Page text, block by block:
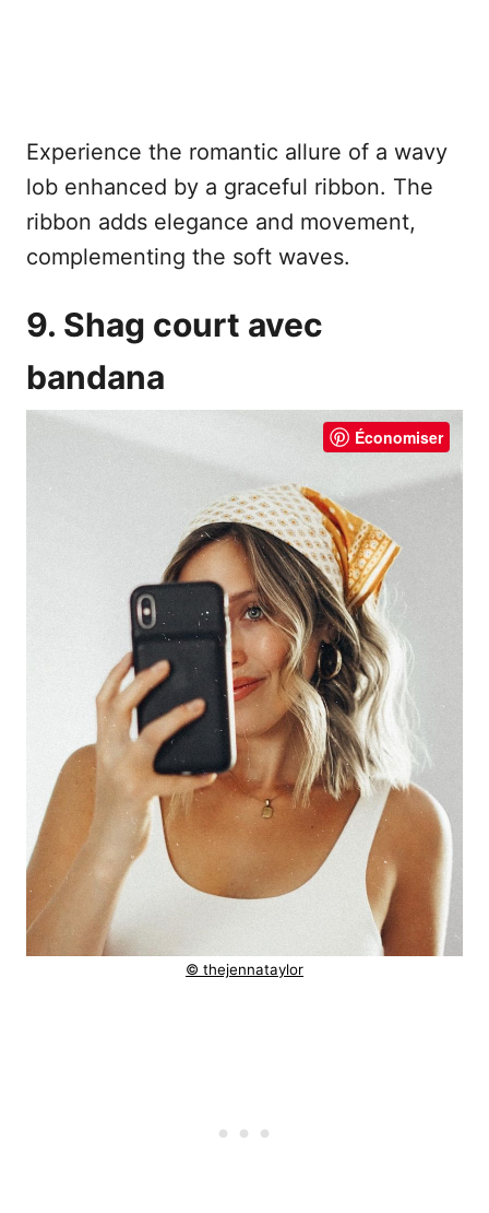
Experience the romantic allure of a wavy
lob enhanced by a graceful ribbon. The
ribbon adds elegance and movement,
complementing the soft waves.
9. Shag court avec
bandana
Économiser
© thejennataylor